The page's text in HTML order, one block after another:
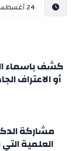
24 أغسطس، 2022
كشف باسماء
أو الاعتراف
مشاركة
العلمية